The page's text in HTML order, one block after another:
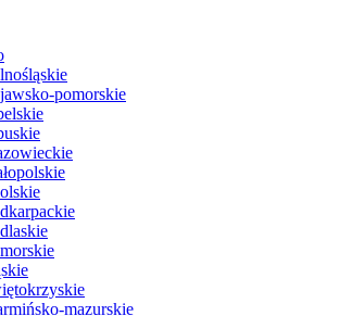
pomorskie
mazurskie